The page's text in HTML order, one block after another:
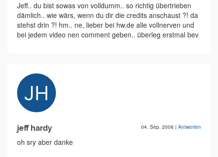
Jeff.. du bist sowas von volldumm.. so richtig übertrieben
dämlich.. wie wärs, wenn du dir die credits anschaust ?! da
stehst drin ?! hm.. ne, lieber bei hw.de alle vollnerven und
bei jedem video nen comment geben.. überleg erstmal bev
jeff hardy 04. Sep. 2006 | Antworten
oh sry aber danke